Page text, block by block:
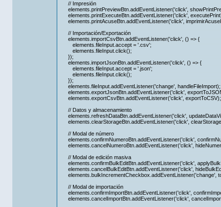
// Impresión
elements.printPreviewBtn.addEventListener('click',
elements.printExecuteBtn.addEventListener('click',
elements.printAcuseBtn.addEventListener('click',
// Importación/Exportación
elements.importCsvBtn.addEventListener('click', () => {
elements.fileInput.accept = '.csv';
elements.fileInput.click();
});
elements.importJsonBtn.addEventListener('click', () => {
elements.fileInput.accept = '.json';
elements.fileInput.click();
});
elements.fileInput.addEventListener('change', handleFileImport);
elements.exportJsonBtn.addEventListener('click',
elements.exportCsvBtn.addEventListener('click', exportToCSV);
// Datos y almacenamiento
elements.refreshDataBtn.addEventListener('click',
elements.clearStorageBtn.addEventListener('click',
// Modal de número
elements.confirmNumeroBtn.addEventListener('click',
elements.cancelNumeroBtn.addEventListener('click',
// Modal de edición masiva
elements.confirmBulkEditBtn.addEventListener('click',
elements.cancelBulkEditBtn.addEventListener('click',
elements.bulkIncrementCheckbox.addEventListener('change',
// Modal de importación
elements.confirmImportBtn.addEventListener('click',
elements.cancelImportBtn.addEventListener('click',